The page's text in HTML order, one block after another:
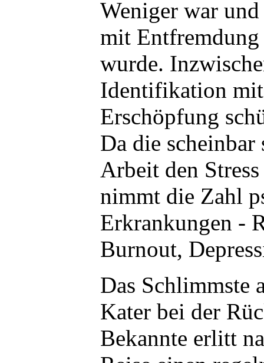
Weniger war
mit Entfremdung
wurde.
Identifikation
Erschöpfung
Da die scheinbar
Arbeit den
nimmt die Zahl
Erkrankungen -
Burnout,
Das Schlimmste
Kater bei der
Bekannte erlitt